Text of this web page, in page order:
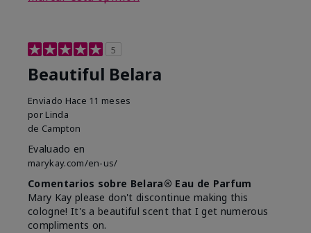
5
Beautiful Belara
Enviado Hace 11 meses
por Linda
de Campton
Evaluado en
marykay.com/en-us/
Comentarios sobre Belara® Eau de Parfum
Mary Kay please don't discontinue making this
cologne! It's a beautiful scent that I get numerous
compliments on.